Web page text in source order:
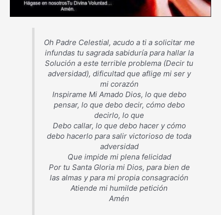
Oh Padre Celestial, acudo a ti a solicitar me
infundas tu sagrada sabiduría para hallar la
Solución a este terrible problema (Decir tu
adversidad), dificultad que aflige mi ser y
mi corazón
Inspirame Mi Amado Dios, lo que debo
pensar, lo que debo decir, cómo debo
decirlo, lo que
Debo callar, lo que debo hacer y cómo
debo hacerlo para salir victorioso de toda
adversidad
Que impide mi plena felicidad
Por tu Santa Gloria mi Dios, para bien de
las almas y para mi propia consagración
Atiende mi humilde petición
Amén